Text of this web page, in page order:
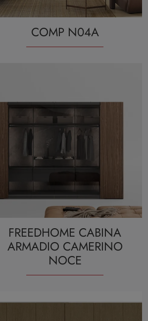
COMP N04A
FREEDHOME CABINA
ARMADIO CAMERINO
NOCE